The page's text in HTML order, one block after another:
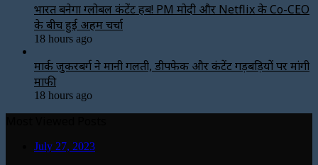
भारत बनेगा ग्लोबल कंटेंट हब! PM मोदी और Netflix के Co-CEO
के बीच हुई अहम चर्चा
18 hours ago
मार्क जुकरबर्ग ने मानी गलती, डीपफेक और कंटेंट गड़बड़ियों पर मांगी
माफी
18 hours ago
July 27, 2023